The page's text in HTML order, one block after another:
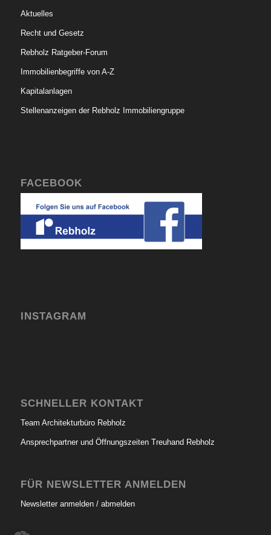
Aktuelles
Recht und Gesetz
Rebholz Ratgeber-Forum
Immobilienbegriffe von A-Z
Kapitalanlagen
Stellenanzeigen der Rebholz Immobiliengruppe
FACEBOOK
INSTAGRAM
SCHNELLER KONTAKT
Team Architekturbüro Rebholz
Ansprechpartner und Öffnungszeiten Treuhand Rebholz
FÜR NEWSLETTER ANMELDEN
Newsletter anmelden / abmelden